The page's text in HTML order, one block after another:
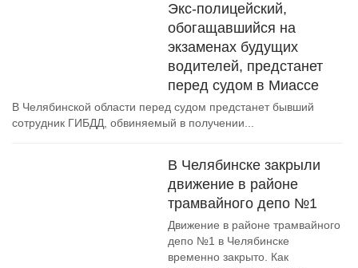
Экс-полицейский,
обогащавшийся на
экзаменах будущих
водителей, предстанет
перед судом в Миассе
В Челябинской области перед судом предстанет бывший
сотрудник ГИБДД, обвиняемый в получении...
В Челябинске закрыли
движение в районе
трамвайного депо №1
Движение в районе трамвайного
депо №1 в Челябинске
временно закрыто. Как